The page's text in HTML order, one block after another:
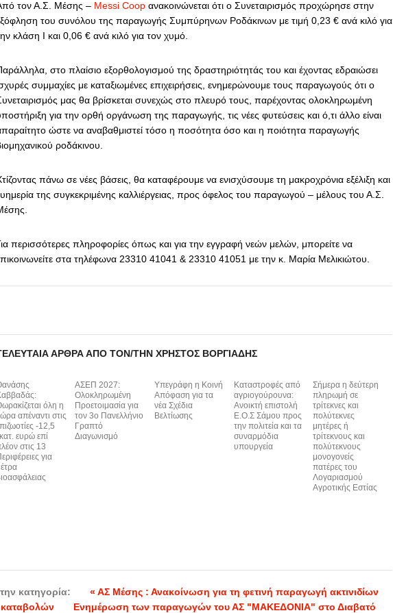
τον Α.Σ. Μέσης – Messi Coopανακοινώνεται ότι ο Συνεταιρισμός προχώρησε στην
του συνόλου της παραγωγής Συμπύρηνων Ροδάκινων με τιμή 0,23 € ανά κιλό για
κλάση I και 0,06 € ανά κιλό για τον χυμό.
στο πλαίσιο εξορθολογισμού της δραστηριότητάς του και έχοντας εδραιώσει
συμμαχίες με καταξιωμένες επιχειρήσεις, ενημερώνουμε τους παραγωγούς ότι ο
μας θα βρίσκεται συνεχώς στο πλευρό τους, παρέχοντας ολοκληρωμένη
για την ορθή οργάνωση της παραγωγής, τις νέες φυτεύσεις και ό,τι άλλο είναι
ώστε να αναβαθμιστεί τόσο η ποσότητα όσο και η ποιότητα παραγωγής
ροδάκινου.
πάνω σε νέες βάσεις, θα καταφέρουμε να ενισχύσουμε τη μακροχρόνια εξέλιξη και
της συγκεκριμένης καλλιέργειας, προς όφελος του παραγωγού – μέλους του Α.Σ.
περισσότερες πληροφορίες όπως και για την εγγραφή νεών μελών, μπορείτε να
στα τηλέφωνα 23310 41041 & 23310 41051 με την κ. Μαρία Μελικιώτου.
ΆΡΘΡΑ ΑΠΌ ΤΟΝ/ΤΗΝ ΧΡΉΣΤΟΣ ΒΟΡΓΙΆΔΗΣ
όλη η
απέναντι στις
-12,5
ευρώ επί
στις 13
για
ΑΣΕΠ 2027:
Ολοκληρωμένη
Προετοιμασία για
τον 3ο Πανελλήνιο
Γραπτό
Διαγωνισμό
Υπεγράφη η Κοινή
Απόφαση για τα
νέα Σχέδια
Βελτίωσης
Καταστροφές από
αγριογούρουνα:
Ανοικτή επιστολή
Ε.Ο.Σ Σάμου προς
την πολιτεία και τα
συναρμόδια
υπουργεία
Σήμερα η δεύτερη
πληρωμή σε
τρίτεκνες και
πολύτεκνες
μητέρες ή
τρίτεκνους και
πολύτεκνους
μονογονείς
πατέρες του
Λογαριασμού
Αγροτικής Εστίας
κατηγορία:
« ΑΣ Μέσης : Ανακοίνωση για τη φετινή παραγωγή ακτινιδίων
Ενημέρωση των παραγωγών του ΑΣ "ΜΑΚΕΔΟΝΙΑ" στο Διαβατό